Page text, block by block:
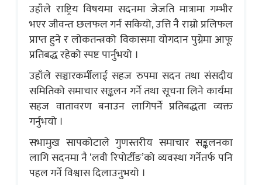
उहाँले राष्ट्रिय विषयमा सदनमा जेजति मात्रामा गम्भीर
भएर जीवन्त छलफल गर्न सकियो, उत्ति नै राम्रो प्रलिफल
प्राप्त हुने र लोकतन्त्रको विकासमा योगदान पुग्नेमा आफू
प्रतिबद्ध रहेको स्पष्ट पार्नुभयो ।
उहाँले सञ्चारकर्मीलाई सहज रुपमा सदन तथा संसदीय
समितिको समाचार सङ्कलन गर्ने तथा सूचना लिने कार्यमा
सहज वातावरण बनाउन लागिपर्ने प्रतिबद्धता व्यक्त
गर्नुभयो ।
सभामुख सापकोटाले गुणस्तरीय समाचार सङ्कलनका
लागि सदनमा नै ‘लवी रिपोर्टीङ’को व्यवस्था गर्नेतर्फ पनि
पहल गर्ने विश्वास दिलाउनुभयो ।